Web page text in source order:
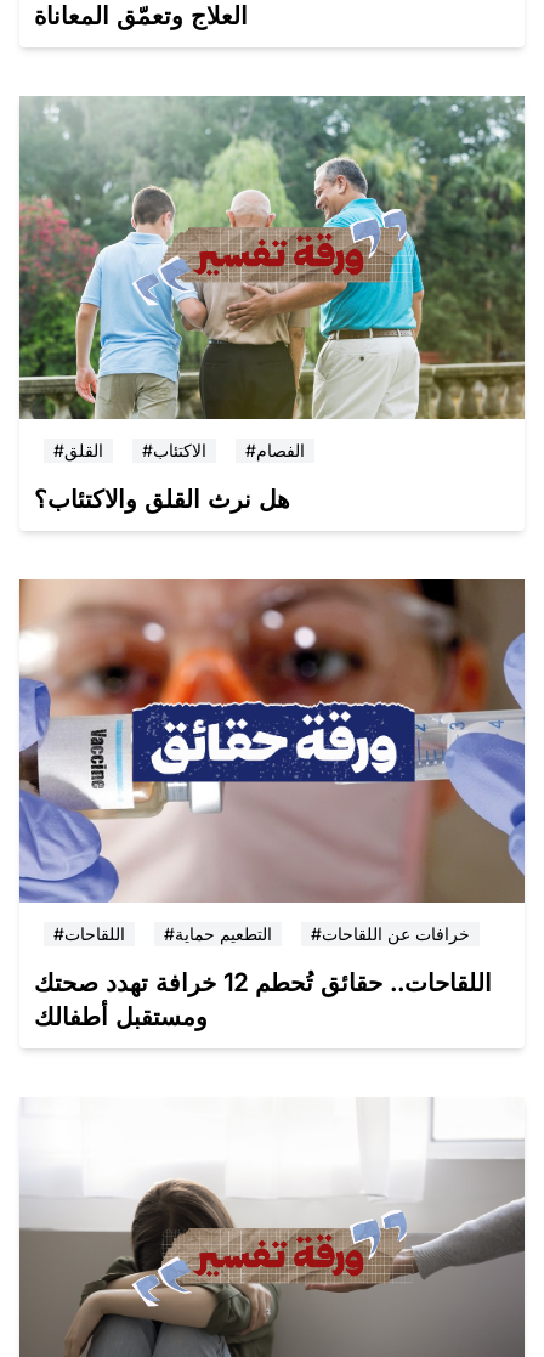
العلاج وتعمّق المعاناة
#القلق #الاكتئاب #الفصام
هل نرث القلق والاكتئاب؟
#اللقاحات #التطعيم حماية #خرافات عن اللقاحات
اللقاحات.. حقائق تُحطم 12 خرافة تهدد صحتك
ومستقبل أطفالك